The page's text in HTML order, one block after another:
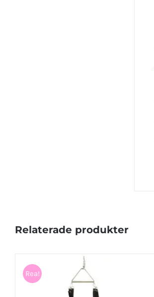
Relaterade produkter
Rea!